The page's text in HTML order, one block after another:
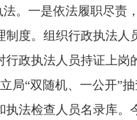
。 一是依法履职尽责
度。组织行政执法
政执法人员持证上
局“双随机、一公开”
法检查人员名录库